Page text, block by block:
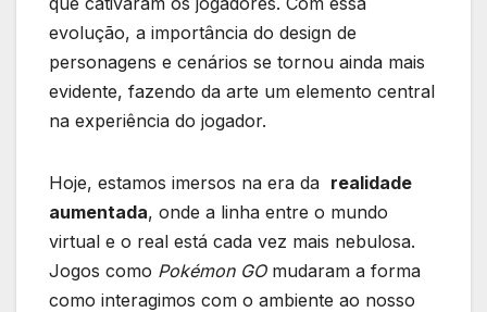
evolução, ⁢a importância‍ do design⁤ de
personagens e‌ cenários se‌ tornou ⁣ainda mais
evidente, fazendo da arte um elemento central
⁤na experiência do jogador.
Hoje, estamos imersos ​na era ⁤da ⁢ realidade
aumentada, onde a ⁣linha‍ entre o mundo
⁣virtual e o real está cada vez mais nebulosa.
Jogos como Pokémon GOmudaram a forma‍
como interagimos com ⁢o ambiente⁤ ao nosso